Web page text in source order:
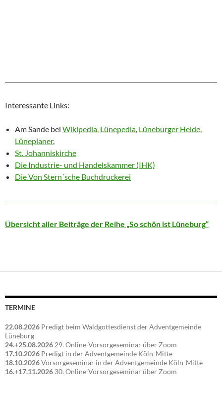
Interessante Links:
Am Sande bei Wikipedia, Lünepedia, Lüneburger Heide,
Lüneplaner,
St. Johanniskirche
Die Industrie- und Handelskammer (IHK)
Die Von Stern´sche Buchdruckerei
Übersicht aller Beiträge der Reihe „So schön ist Lüneburg“
TERMINE
22.08.2026 Predigt beim Waldgottesdienst der Adventgemeinde
Lüneburg
24.+25.08.2026 29. Online-Vorsorgeseminar über Zoom
17.10.2026 Predigt in der Adventgemeinde Köln-Mitte
18.10.2026Vorsorgeseminar in der Adventgemeinde Köln-Mitte
16.+17.11.2026 30. Online-Vorsorgeseminar über Zoom